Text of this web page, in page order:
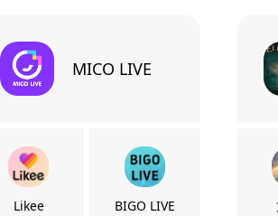
MICO LIVE
Likee BIGO LIVE